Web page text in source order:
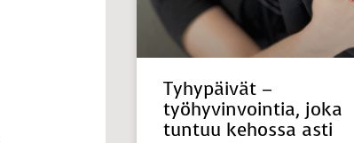
Tyhypäivät –
työhyvinvointia, joka
tuntuu kehossa asti